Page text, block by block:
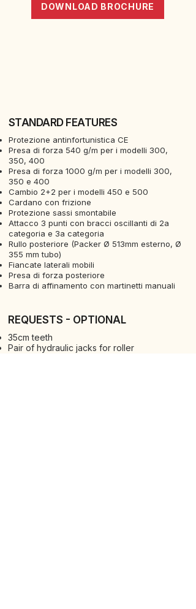
DOWNLOAD BROCHURE
STANDARD FEATURES
Protezione antinfortunistica CE
Presa di forza 540 g/m per i modelli 300,
350, 400
Presa di forza 1000 g/m per i modelli 300,
350 e 400
Cambio 2+2 per i modelli 450 e 500
Cardano con frizione
Protezione sassi smontabile
Attacco 3 punti con bracci oscillanti di 2a
categoria e 3a categoria
Rullo posteriore (Packer Ø 513mm esterno, Ø
355 mm tubo)
Fiancate laterali mobili
Presa di forza posteriore
Barra di affinamento con martinetti manuali
REQUESTS - OPTIONAL
35cm teeth
Pair of hydraulic jacks for roller